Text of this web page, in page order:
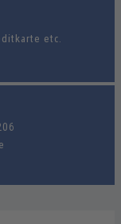
etc.